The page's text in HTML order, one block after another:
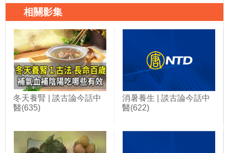
相關影集
冬天養腎 | 談古論今話中
醫(635)
消暑養生 | 談古論今話中
醫(622)